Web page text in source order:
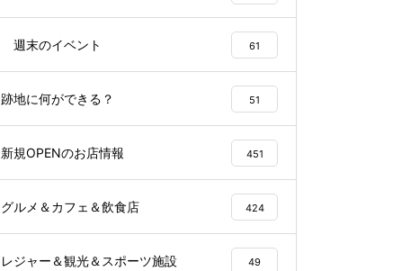
週末のイベント 61
跡地に何ができる？ 51
新規OPENのお店情報 451
グルメ＆カフェ＆飲食店 424
レジャー＆観光＆スポーツ施設 49